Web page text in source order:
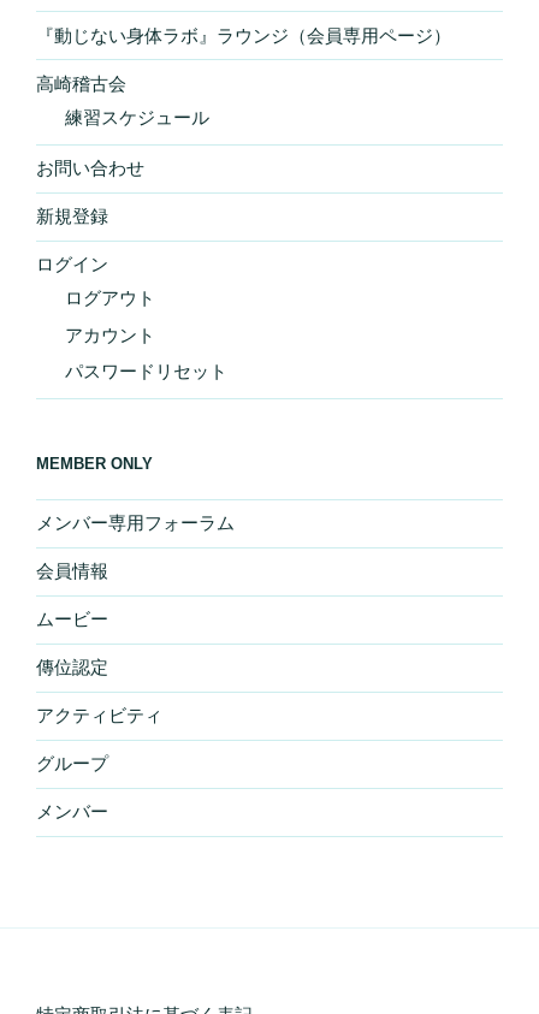
『動じない身体ラボ』ラウンジ（会員専用ページ）
高崎稽古会
練習スケジュール
お問い合わせ
新規登録
ログイン
ログアウト
アカウント
パスワードリセット
MEMBER ONLY
メンバー専用フォーラム
会員情報
ムービー
傳位認定
アクティビティ
グループ
メンバー